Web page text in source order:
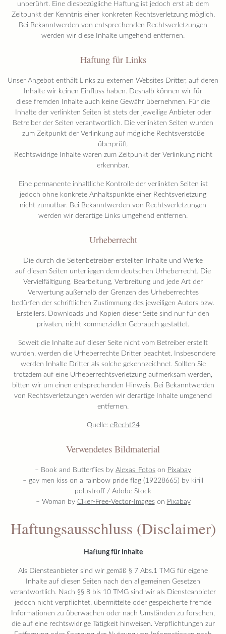
unberührt. Eine diesbezügliche Haftung ist jedoch erst ab dem
Zeitpunkt der Kenntnis einer konkreten Rechtsverletzung möglich.
Bei Bekanntwerden von entsprechenden Rechtsverletzungen
werden wir diese Inhalte umgehend entfernen.
Haftung für Links
Unser Angebot enthält Links zu externen Websites Dritter, auf deren
Inhalte wir keinen Einfluss haben. Deshalb können wir für
diese fremden Inhalte auch keine Gewähr übernehmen. Für die
Inhalte der verlinkten Seiten ist stets der jeweilige Anbieter oder
Betreiber der Seiten verantwortlich. Die verlinkten Seiten wurden
zum Zeitpunkt der Verlinkung auf mögliche Rechtsverstöße
überprüft.
Rechtswidrige Inhalte waren zum Zeitpunkt der Verlinkung nicht
erkennbar.
Eine permanente inhaltliche Kontrolle der verlinkten Seiten ist
jedoch ohne konkrete Anhaltspunkte einer Rechtsverletzung
nicht zumutbar. Bei Bekanntwerden von Rechtsverletzungen
werden wir derartige Links umgehend entfernen.
Urheberrecht
Die durch die Seitenbetreiber erstellten Inhalte und Werke
auf diesen Seiten unterliegen dem deutschen Urheberrecht. Die
Vervielfältigung, Bearbeitung, Verbreitung und jede Art der
Verwertung außerhalb der Grenzen des Urheberrechtes
bedürfen der schriftlichen Zustimmung des jeweiligen Autors bzw.
Erstellers. Downloads und Kopien dieser Seite sind nur für den
privaten, nicht kommerziellen Gebrauch gestattet.
Soweit die Inhalte auf dieser Seite nicht vom Betreiber erstellt
wurden, werden die Urheberrechte Dritter beachtet. Insbesondere
werden Inhalte Dritter als solche gekennzeichnet. Sollten Sie
trotzdem auf eine Urheberrechtsverletzung aufmerksam werden,
bitten wir um einen entsprechenden Hinweis. Bei Bekanntwerden
von Rechtsverletzungen werden wir derartige Inhalte umgehend
entfernen.
Quelle: eRecht24
Verwendetes Bildmaterial
– Book and Butterflies by Alexas_Fotos on Pixabay
– gay men kiss on a rainbow pride flag (19228665) by kirill
polustroff / Adobe Stock
– Woman by Clker-Free-Vector-Imageson Pixabay
Haftungsausschluss (Disclaimer)
Haftung für Inhalte
Als Diensteanbieter sind wir gemäß § 7 Abs.1 TMG für eigene
Inhalte auf diesen Seiten nach den allgemeinen Gesetzen
verantwortlich. Nach §§ 8 bis 10 TMG sind wir als Diensteanbieter
jedoch nicht verpflichtet, übermittelte oder gespeicherte fremde
Informationen zu überwachen oder nach Umständen zu forschen,
die auf eine rechtswidrige Tätigkeit hinweisen. Verpflichtungen zur